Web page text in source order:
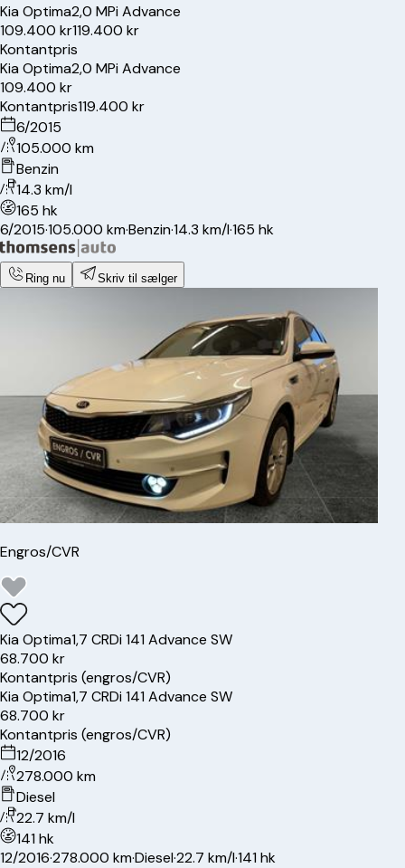
KiaOptima2,0 MPi Advance
109.400 kr119.400 kr
Kontantpris
KiaOptima2,0 MPi Advance
109.400 kr
Kontantpris119.400 kr
6/2015
105.000 km
Benzin
14.3 km/l
165 hk
6/2015·105.000 km·Benzin·14.3 km/l·165 hk
Ring nu Skriv til sælger
Engros/CVR
KiaOptima1,7 CRDi 141 Advance SW
68.700 kr
Kontantpris (engros/CVR)
KiaOptima1,7 CRDi 141 Advance SW
68.700 kr
Kontantpris (engros/CVR)
12/2016
278.000 km
Diesel
22.7 km/l
141 hk
12/2016·278.000 km·Diesel·22.7 km/l·141 hk